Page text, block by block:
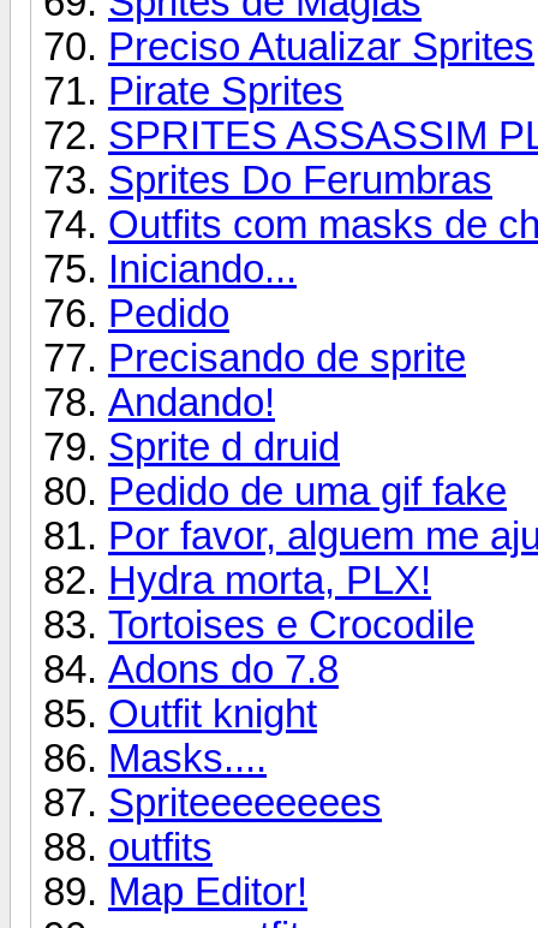
Preciso Atualizar Sprites
Pirate Sprites
SPRITES ASSASSIM
Sprites Do Ferumbras
Outfits com masks de
Iniciando...
Pedido
Precisando de sprite
Andando!
Sprite d druid
Pedido de uma gif fake
Por favor, alguem me
Hydra morta, PLX!
Tortoises e Crocodile
Adons do 7.8
Outfit knight
Masks....
Spriteeeeeeees
outfits
Map Editor!